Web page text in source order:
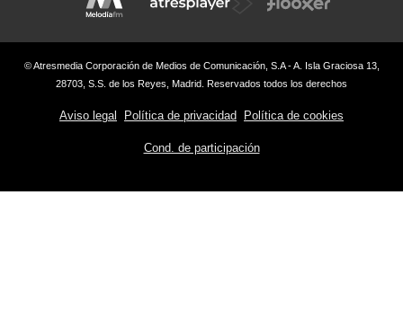
© Atresmedia Corporación de Medios de Comunicación, S.A - A. Isla Graciosa 13,
28703, S.S. de los Reyes, Madrid. Reservados todos los derechos
Aviso legal Política de privacidad Política de cookies
Cond. de participación